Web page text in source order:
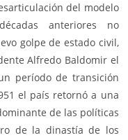
del modelo
anteriores no
golpe de estado civil,
Alfredo Baldomir el
período de transición
el país retornó a una
de las políticas
de la dinastía de los